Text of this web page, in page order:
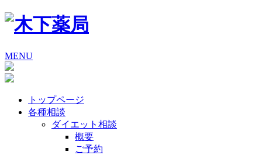
MENU
トップページ
各種相談
ダイエット相談
概要
ご予約